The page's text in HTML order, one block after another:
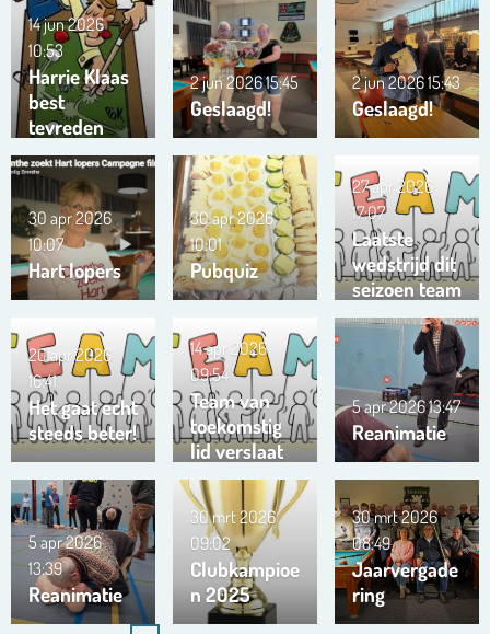
Harrie Klaas
best
tevreden
14 jun 2026
10:53
Geslaagd!
2 jun 202615:45
Geslaagd!
2 jun 202615:43
Hart lopers
30 apr 2026
10:07
Pubquiz
30 apr 2026
10:01
Laatste
wedstrijd dit
seizoen team
Trianta 01
27 apr 2026
17:07
Het gaat echt
steeds beter!
20 apr 2026
16:41
Team van
toekomstig
lid verslaat
ons team …
!!!
14 apr 2026
09:54
Reanimatie
5 apr 202613:47
Reanimatie
5 apr 2026
13:39
Clubkampioe
n 2025
30 mrt 2026
09:02
Jaarvergade
ring
30 mrt 2026
08:49